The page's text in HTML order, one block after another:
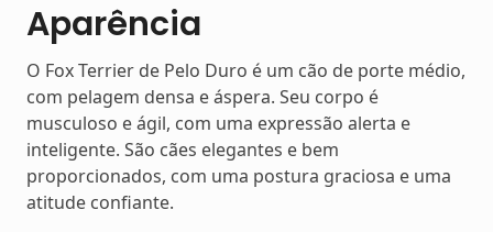
Aparência
O Fox Terrier de Pelo Duro é um cão de porte médio,
com pelagem densa e áspera. Seu corpo é
musculoso e ágil, com uma expressão alerta e
inteligente. São cães elegantes e bem
proporcionados, com uma postura graciosa e uma
atitude confiante.